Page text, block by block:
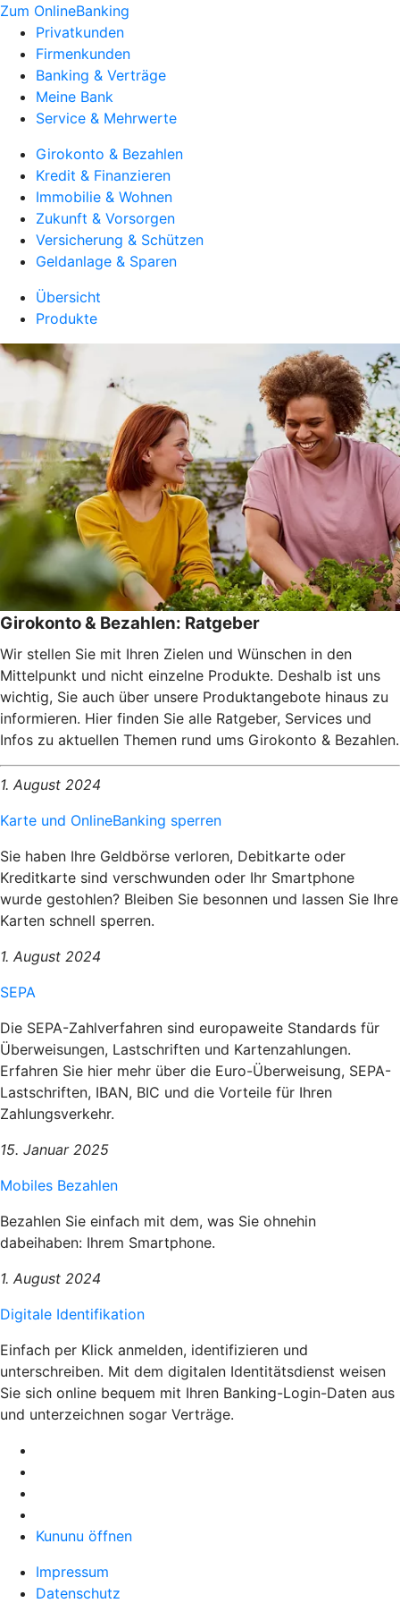
Zum OnlineBanking
Privatkunden
Firmenkunden
Banking & Verträge
Meine Bank
Service & Mehrwerte
Girokonto & Bezahlen
Kredit & Finanzieren
Immobilie & Wohnen
Zukunft & Vorsorgen
Versicherung & Schützen
Geldanlage & Sparen
Übersicht
Produkte
Girokonto & Bezahlen: Ratgeber
Wir stellen Sie mit Ihren Zielen und Wünschen in den
Mittelpunkt und nicht einzelne Produkte. Deshalb ist uns
wichtig, Sie auch über unsere Produktangebote hinaus zu
informieren. Hier finden Sie alle Ratgeber, Services und
Infos zu aktuellen Themen rund ums Girokonto & Bezahlen.
1. August 2024
Karte und OnlineBanking sperren
Sie haben Ihre Geldbörse verloren, Debitkarte oder
Kreditkarte sind verschwunden oder Ihr Smartphone
wurde gestohlen? Bleiben Sie besonnen und lassen Sie Ihre
Karten schnell sperren.
1. August 2024
SEPA
Die SEPA-Zahlverfahren sind europaweite Standards für
Überweisungen, Lastschriften und Kartenzahlungen.
Erfahren Sie hier mehr über die Euro-Überweisung, SEPA-
Lastschriften, IBAN, BIC und die Vorteile für Ihren
Zahlungsverkehr.
15. Januar 2025
Mobiles Bezahlen
Bezahlen Sie einfach mit dem, was Sie ohnehin
dabeihaben: Ihrem Smartphone.
1. August 2024
Digitale Identifikation
Einfach per Klick anmelden, identifizieren und
unterschreiben. Mit dem digitalen Identitätsdienst weisen
Sie sich online bequem mit Ihren Banking-Login-Daten aus
und unterzeichnen sogar Verträge.
Kununu öffnen
Impressum
Datenschutz